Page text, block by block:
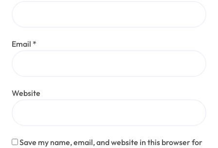
Email *
Website
Save my name, email, and website in this browser for